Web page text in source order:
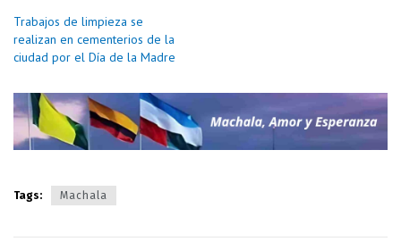
Trabajos de limpieza se
realizan en cementerios de la
ciudad por el Día de la Madre
Tags: Machala